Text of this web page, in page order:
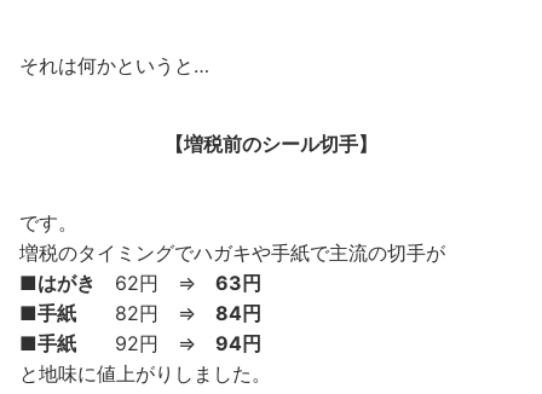
それは何かというと…
【増税前のシール切手】
です。
増税のタイミングでハガキや手紙で主流の切手が
■はがき 62円 ⇒ 63円
■手紙 82円 ⇒ 84円
■手紙 92円 ⇒ 94円
と地味に値上がりしました。